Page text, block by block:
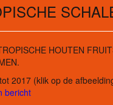
HOUTEN
2017 (klik op de
bericht